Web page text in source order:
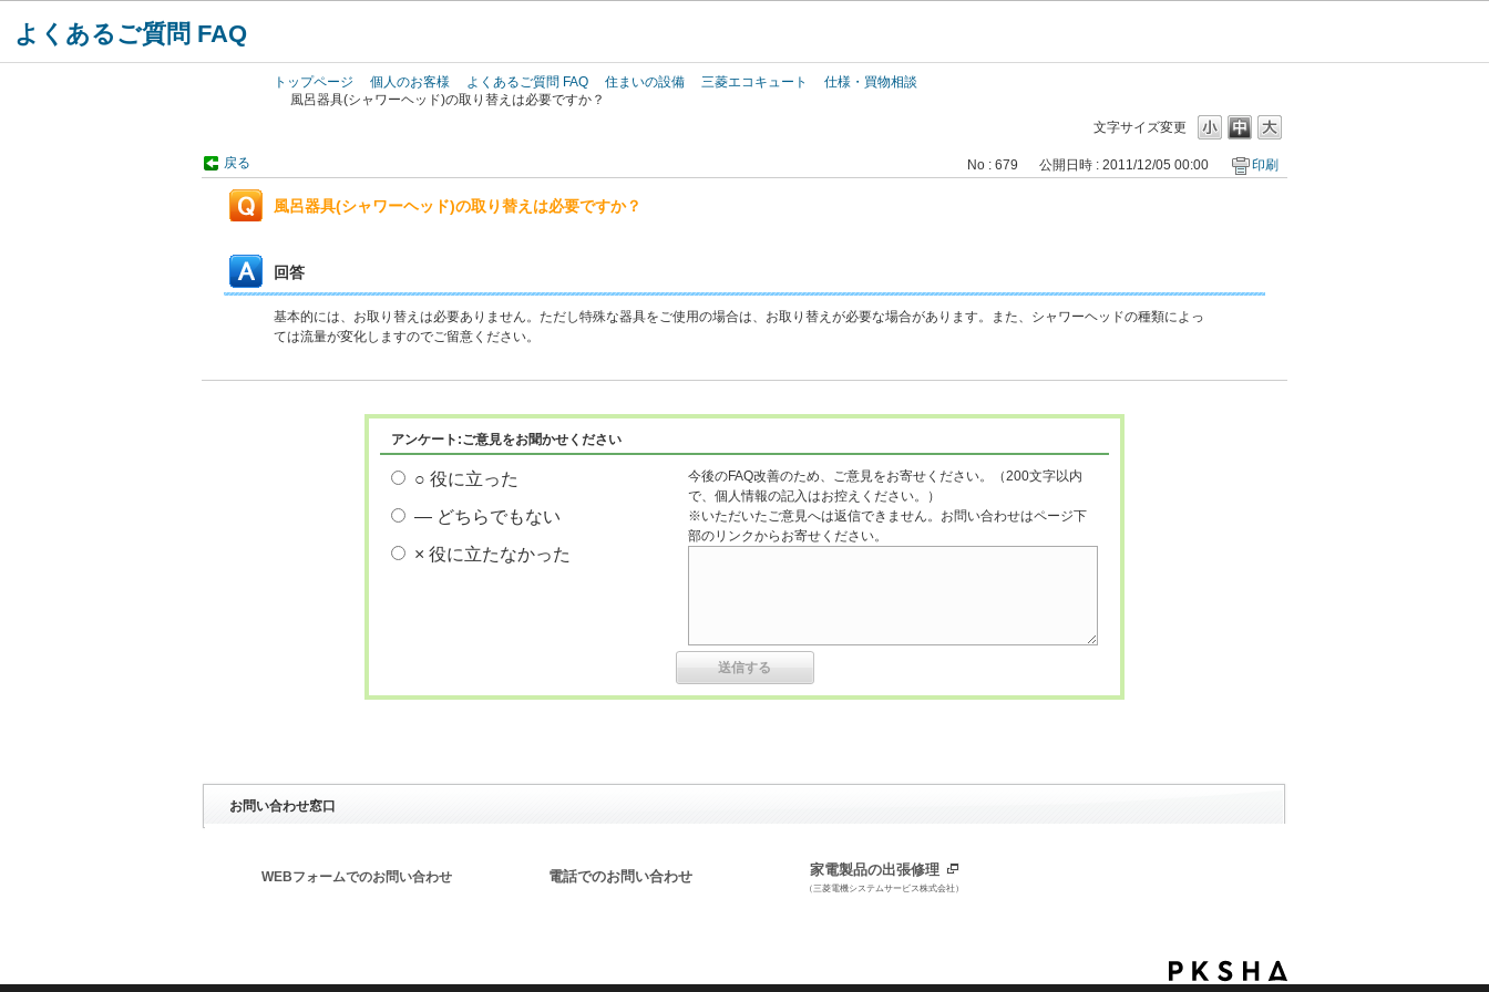
よくあるご質問 FAQ
トップページ 個人のお客様 よくあるご質問 FAQ 住まいの設備 三菱エコキュート
仕様・買物相談
風呂器具(シャワーヘッド)の取り替えは必要ですか？
文字サイズ変更
戻る No : 679 公開日時 : 2011/12/05 00:00 印刷
風呂器具(シャワーヘッド)の取り替えは必要ですか？
回答
基本的には、お取り替えは必要ありません。ただし特殊な器具をご使用の場合は、お取り替えが必要な場合があります。また、シャワーヘッドの種類によっ
ては流量が変化しますのでご留意ください。
アンケート:ご意見をお聞かせください
○ 役に立った
― どちらでもない
× 役に立たなかった
今後のFAQ改善のため、ご意見をお寄せください。（200文字以内
で、個人情報の記入はお控えください。）
※いただいたご意見へは返信できません。お問い合わせはページ下
部のリンクからお寄せください。
お問い合わせ窓口
WEBフォームでのお問い合わせ 電話でのお問い合わせ 家電製品の出張修理
（三菱電機システムサービス株式会社）